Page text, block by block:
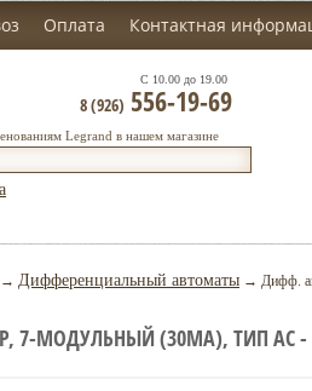
Оплата Контактная
Legrand в нашем магазине
С 10.00 до 19.00
8 (926) 556-19-69
→ Дифференциальный автоматы → Дифф.
МОДУЛЬНЫЙ (30МА), ТИП АС -